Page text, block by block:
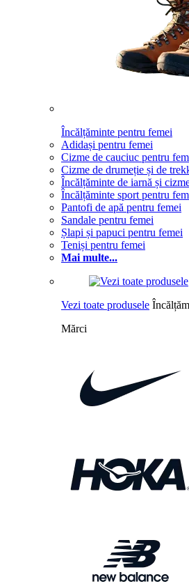
Încălțăminte pentru femei
Adidași pentru femei
Cizme de cauciuc pentru
Cizme de drumeție și de
Încălțăminte de iarnă și
Încălțăminte sport pentru
Pantofi de apă pentru femei
Sandale pentru femei
Șlapi și papuci pentru femei
Teniși pentru femei
Mai multe...
Vezi toate produsele
Mărci